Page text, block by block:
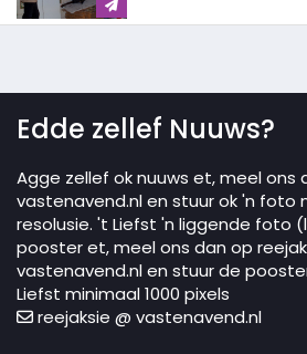
Edde zellef Nuuws?
Agge zellef ok nuuws et, meel ons
vastenavend.nl en stuur ok 'n foto
resolusie. 't Liefst 'n liggende foto
pooster et, meel ons dan op
vastenavend.nl en stuur de
Liefst minimaal 1000 pixels
reejaksie @ vastenavend.nl